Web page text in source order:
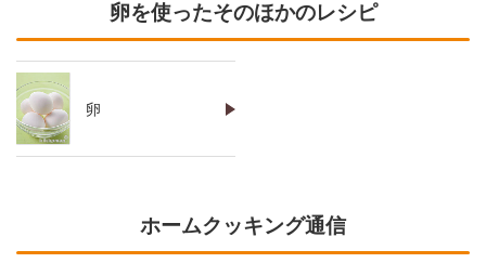
卵を使ったそのほかのレシピ
卵
ホームクッキング通信